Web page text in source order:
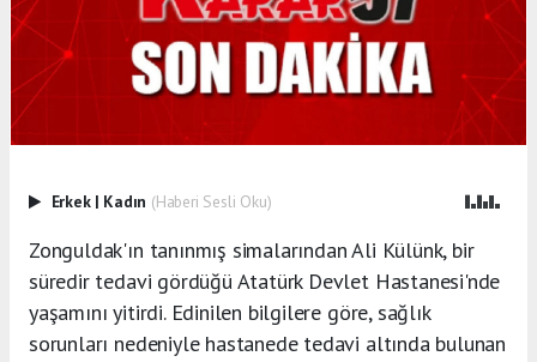
Erkek | Kadın (Haberi Sesli Oku)
Zonguldak'ın tanınmış simalarından Ali Külünk, bir
süredir tedavi gördüğü Atatürk Devlet Hastanesi'nde
yaşamını yitirdi. Edinilen bilgilere göre, sağlık
sorunları nedeniyle hastanede tedavi altında bulunan